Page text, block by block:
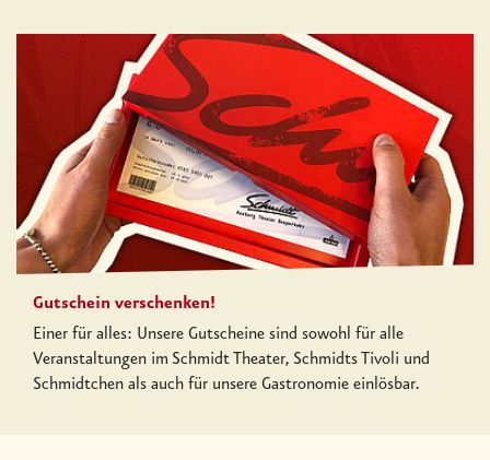
Gutschein verschenken!
Einer für alles: Unsere Gutscheine sind sowohl für alle
Veranstaltungen im Schmidt Theater, Schmidts Tivoli und
Schmidtchen als auch für unsere Gastronomie einlösbar.